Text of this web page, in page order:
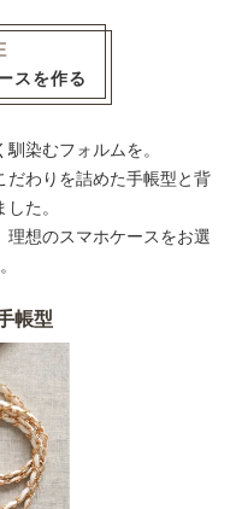
スを作る
染むフォルムを。
だわりを詰めた手帳型と背
た。
理想のスマホケースをお選
帳型